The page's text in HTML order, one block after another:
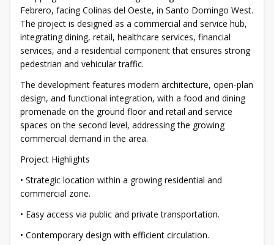
Febrero, facing Colinas del Oeste, in Santo Domingo West.
The project is designed as a commercial and service hub,
integrating dining, retail, healthcare services, financial
services, and a residential component that ensures strong
pedestrian and vehicular traffic.
The development features modern architecture, open-plan
design, and functional integration, with a food and dining
promenade on the ground floor and retail and service
spaces on the second level, addressing the growing
commercial demand in the area.
Project Highlights
• Strategic location within a growing residential and
commercial zone.
• Easy access via public and private transportation.
• Contemporary design with efficient circulation.